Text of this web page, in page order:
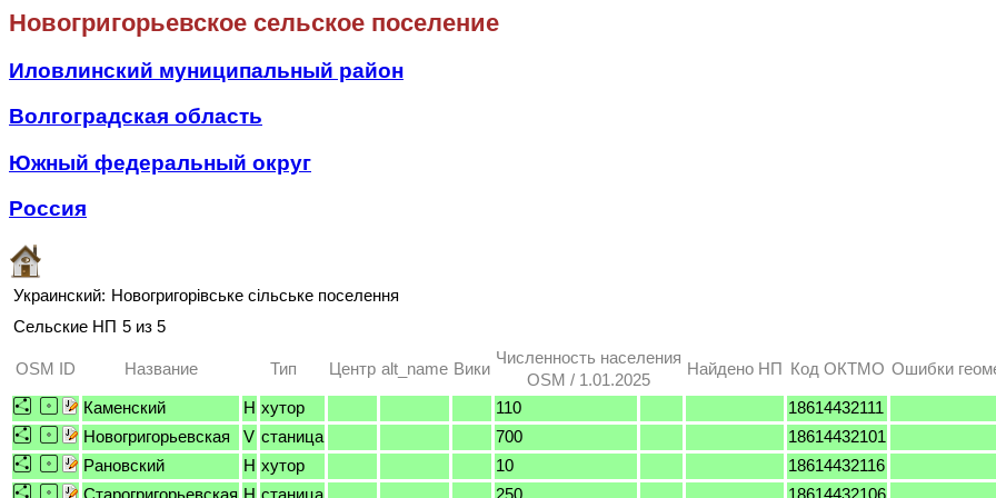
Новогригорьевское сельское поселение
Иловлинский муниципальный район
Волгоградская область
Южный федеральный округ
Россия
Украинский: Новогригорівське сільське поселення
Сельские НП 5 из 5
OSM ID Название Тип Центр alt_name Вики
Численность населения
OSM / 1.01.2025
Найдено НП Код ОКТМО Ошибки
Каменский H хутор 110
18614432111
Новогригорьевская
V станица 700
18614432101
Рановский
H хутор 10
18614432116
Старогригорьевская H станица 250
18614432106